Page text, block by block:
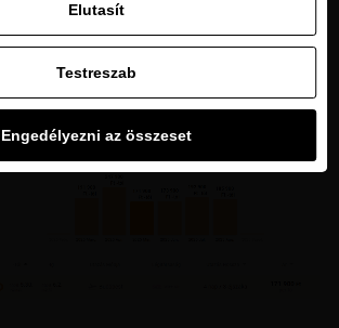
Testreszab
Engedélyezni az összeset
Elutasít
Testreszab
Engedélyezni az összeset